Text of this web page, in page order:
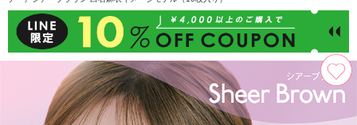
a
i
o
n